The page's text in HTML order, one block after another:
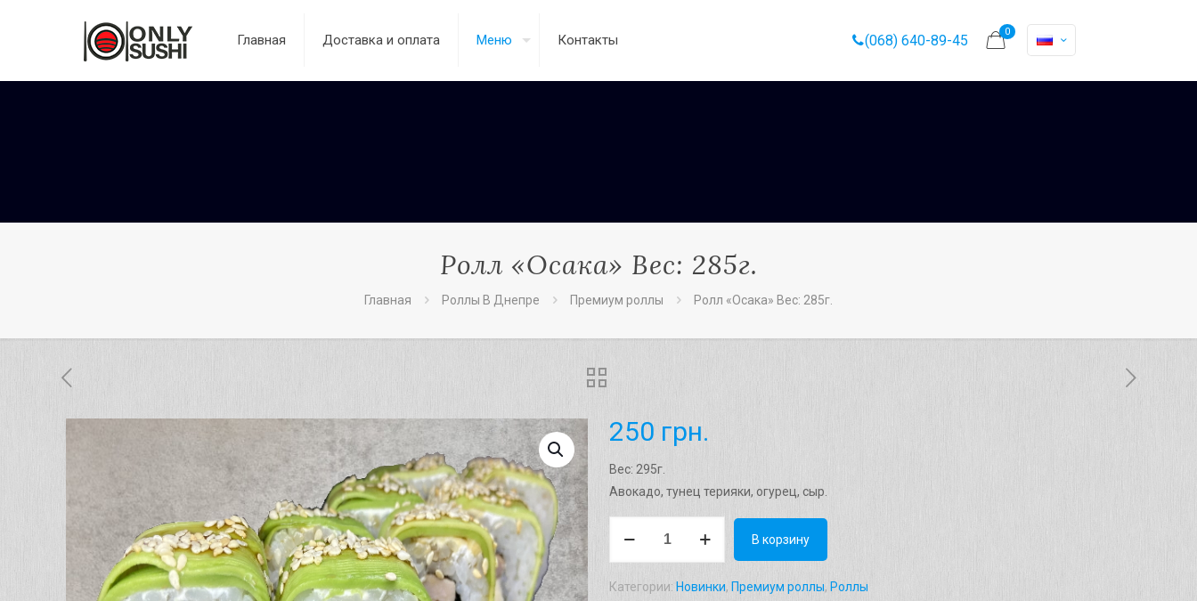
Главная Доставка и оплата Меню Контакты (068) 640-89-45
0
Ролл «Осака» Вес: 285г.
Главная Роллы В Днепре Премиум роллы Ролл «Осака» Вес: 285г.
250 грн.
Вес: 295г.
Авокадо, тунец терияки, огурец, сыр.
"Осака"
В корзину
Категории: Новинки, Премиум роллы, Роллы